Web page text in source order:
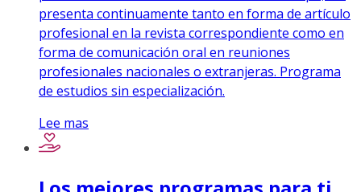
presenta continuamente tanto en forma de artículo
profesional en la revista correspondiente como en
forma de comunicación oral en reuniones
profesionales nacionales o extranjeras. Programa
de estudios sin especialización.
Lee mas